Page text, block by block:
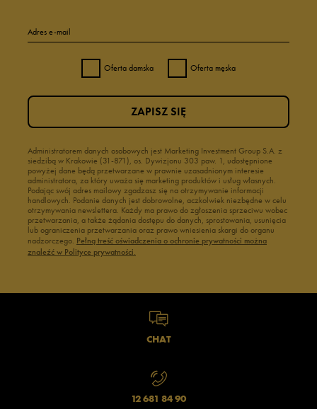
Adres e-mail
Oferta damska Oferta męska
Administratorem danych osobowych jest Marketing Investment Group S.A. z
siedzibą w Krakowie (31-871), os. Dywizjonu 303 paw. 1, udostępnione
powyżej dane będą przetwarzane w prawnie uzasadnionym interesie
administratora, za który uważa się marketing produktów i usług własnych.
Podając swój adres mailowy zgadzasz się na otrzymywanie informacji
handlowych. Podanie danych jest dobrowolne, aczkolwiek niezbędne w celu
otrzymywania newslettera. Każdy ma prawo do zgłoszenia sprzeciwu wobec
przetwarzania, a także żądania dostępu do danych, sprostowania, usunięcia
lub ograniczenia przetwarzania oraz prawo wniesienia skargi do organu
nadzorczego. Pełną treść oświadczenia o ochronie prywatności można
znaleźć w Polityce prywatności.
ZAPISZ SIĘ
CHAT
12 681 84 90